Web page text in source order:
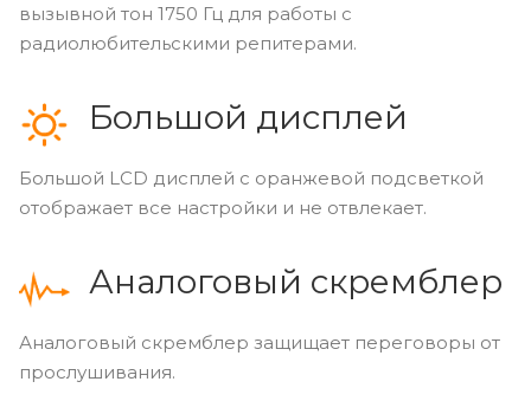
вызывной тон 1750 Гц для работы с
радиолюбительскими репитерами.
Большой дисплей
Большой LCD дисплей с оранжевой подсветкой
отображает все настройки и не отвлекает.
Аналоговый скремблер
Аналоговый скремблер защищает переговоры от
прослушивания.